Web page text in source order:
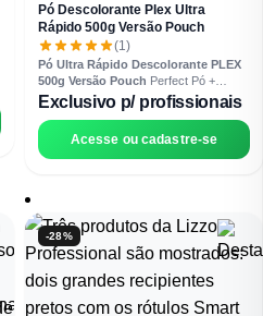
Pó Descolorante Plex Ultra
Rápido 500g Versão Pouch
(1)
Pó Ultra Rápido Descolorante PLEX
500g Versão Pouch
Plex com Escudo Anti-Danos Clareia
até 9 tons Dust Free Testado
Dermatologicamente
Inteligente | Lizzon professional
Exclusivo p/ profissionais
Acesse ou cadastre-se
-28%